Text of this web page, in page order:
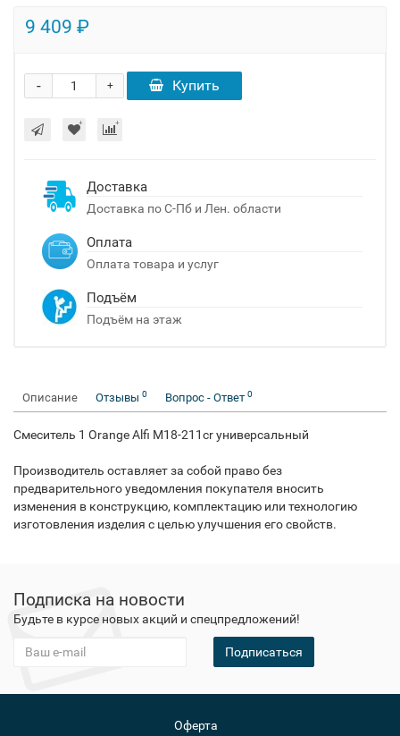
9 409 ₽
+
- Купить
Доставка
Доставка по С-Пб и Лен. области
Оплата
Оплата товара и услуг
Подъём
Подъём на этаж
Описание Отзывы 0 Вопрос - Ответ 0
Смеситель 1 Orange Alfi M18-211cr универсальный
Производитель оставляет за собой право без
предварительного уведомления покупателя вносить
изменения в конструкцию, комплектацию или технологию
изготовления изделия с целью улучшения его свойств.
Подписка на новости
Будьте в курсе новых акций и спецпредложений!
Подписаться
Оферта